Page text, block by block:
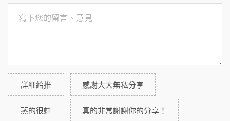
詳細給推 感謝大大無私分享
蒸的很蚌 真的非常謝謝你的分享！